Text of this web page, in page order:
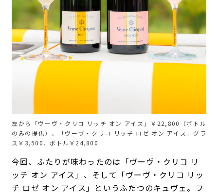
左から「ヴーヴ・クリコ リッチ オン アイス」￥22,800（ボトル
のみの提供）、「ヴーヴ・クリコ リッチ ロゼ オン アイス」グラ
ス￥3,500、ボトル￥24,800
今回、ふたりが味わったのは「ヴーヴ・クリコ リ
ッチ オン アイス」、そして「ヴーヴ・クリコ リッ
チ ロゼ オン アイス」というふたつのキュヴェ。フ